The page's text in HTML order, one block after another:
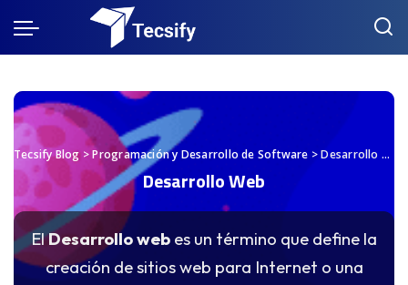
Tecsify Blog>Programación y Desarrollo de Software >Desarrollo Web
Desarrollo Web
ElDesarrollo web es un término que define la
creación de sitios web para Internet o una